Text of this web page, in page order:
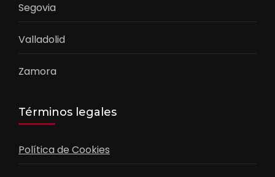
Segovia
Valladolid
Zamora
Términos legales
Política de Cookies